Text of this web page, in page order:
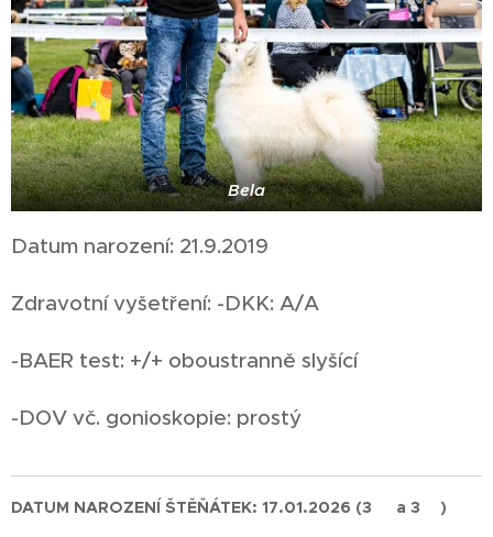
Bela
Datum narození: 21.9.2019
Zdravotní vyšetření: -DKK: A/A
-BAER test: +/+ oboustranně slyšící
-DOV vč. gonioskopie: prostý
DATUM NAROZENÍ ŠTĚŇÁTEK: 17.01.2026 (3♀ a 3♂)